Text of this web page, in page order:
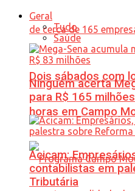
Dois sábados com
horas em Campo
Geral
Tudo
Saúde
Ninguém acerta
para R$ 165 milhões
Acicam:
contabilistas em
Tributária